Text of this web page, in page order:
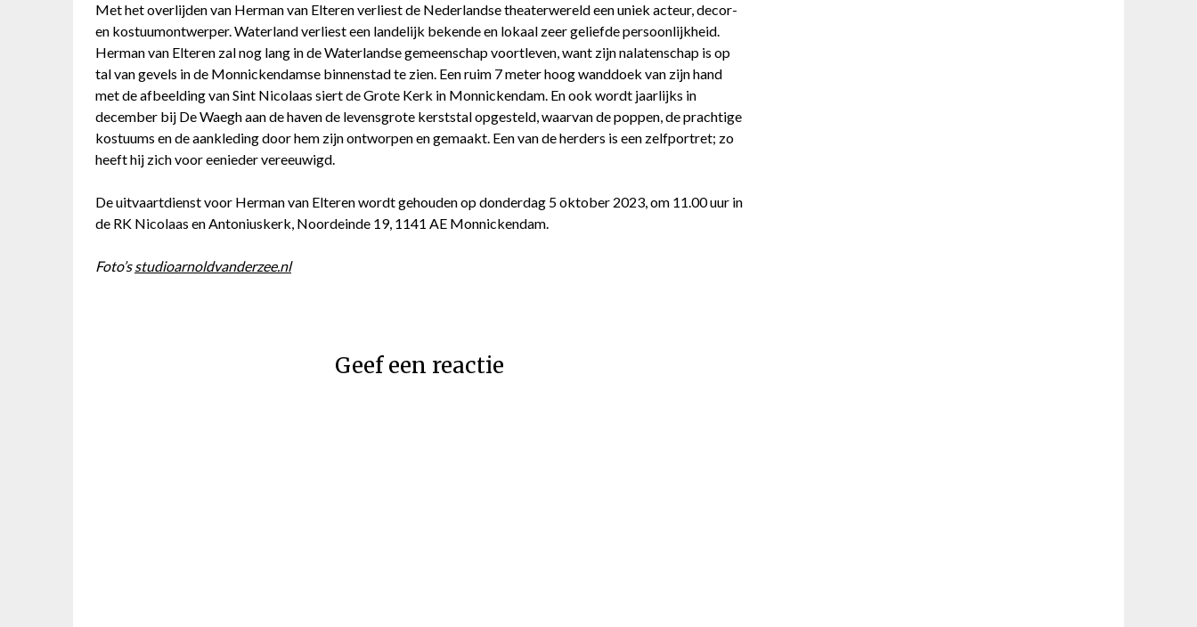
Met het overlijden van Herman van Elteren verliest de Nederlandse theaterwereld een uniek acteur, decor-
en kostuumontwerper. Waterland verliest een landelijk bekende en lokaal zeer geliefde persoonlijkheid.
Herman van Elteren zal nog lang in de Waterlandse gemeenschap voortleven, want zijn nalatenschap is op
tal van gevels in de Monnickendamse binnenstad te zien. Een ruim 7 meter hoog wanddoek van zijn hand
met de afbeelding van Sint Nicolaas siert de Grote Kerk in Monnickendam. En ook wordt jaarlijks in
december bij De Waegh aan de haven de levensgrote kerststal opgesteld, waarvan de poppen, de prachtige
kostuums en de aankleding door hem zijn ontworpen en gemaakt. Een van de herders is een zelfportret; zo
heeft hij zich voor eenieder vereeuwigd.
De uitvaartdienst voor Herman van Elteren wordt gehouden op donderdag 5 oktober 2023, om 11.00 uur in
de RK Nicolaas en Antoniuskerk, Noordeinde 19, 1141 AE Monnickendam.
Foto’sstudioarnoldvanderzee.nl
Geef een reactie